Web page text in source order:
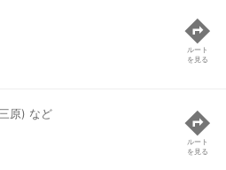
ルート
を見る
原) など
ルート
を見る